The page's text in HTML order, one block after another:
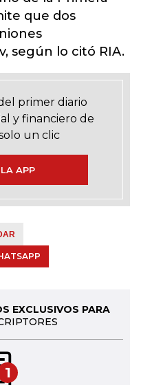
que dos
según lo citó RIA.
primer diario
y financiero de
un clic
APP
EXCLUSIVOS PARA
1